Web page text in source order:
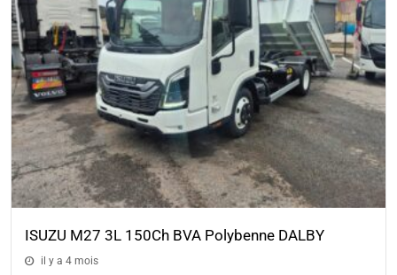
ISUZU M27 3L 150Ch BVA Polybenne DALBY
il y a 4 mois